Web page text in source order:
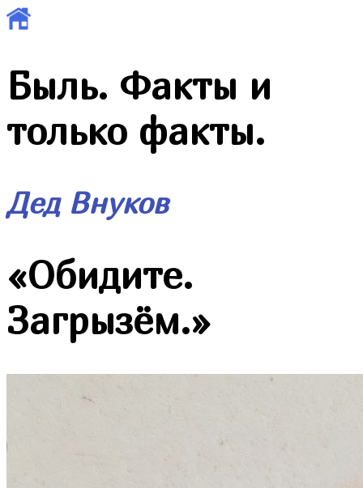
Быль. Факты и
только факты.
Дед Внуков
«Обидите.
Загрызём.»